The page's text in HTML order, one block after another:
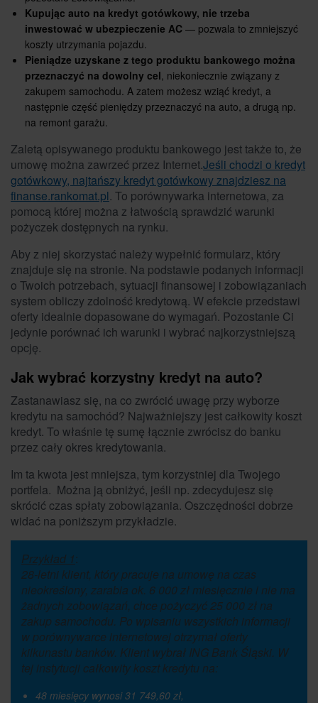
Kupując auto na kredyt gotówkowy, nie trzeba
inwestować w ubezpieczenie AC — pozwala to zmniejszyć
koszty utrzymania pojazdu.
Pieniądze uzyskane z tego produktu bankowego można
przeznaczyć na dowolny cel, niekoniecznie związany z
zakupem samochodu. A zatem możesz wziąć kredyt, a
następnie część pieniędzy przeznaczyć na auto, a drugą np.
na remont garażu.
Zaletą opisywanego produktu bankowego jest także to, że
umowę można zawrzeć przez Internet.Jeśli chodzi o kredyt
gotówkowy, najtańszy kredyt gotówkowy znajdziesz na
finanse.rankomat.pl. To porównywarka internetowa, za
pomocą której można z łatwością sprawdzić warunki
pożyczek dostępnych na rynku.
Aby z niej skorzystać należy wypełnić formularz, który
znajduje się na stronie. Na podstawie podanych informacji
o Twoich potrzebach, sytuacji finansowej i zobowiązaniach
system obliczy zdolność kredytową. W efekcie przedstawi
oferty idealnie dopasowane do wymagań. Pozostanie Ci
jedynie porównać ich warunki i wybrać najkorzystniejszą
opcję.
Jak wybrać korzystny kredyt na auto?
Zastanawiasz się, na co zwrócić uwagę przy wyborze
kredytu na samochód? Najważniejszy jest całkowity koszt
kredyt. To właśnie tę sumę łącznie zwrócisz do banku
przez cały okres kredytowania.
Im ta kwota jest mniejsza, tym korzystniej dla Twojego
portfela. Można ją obniżyć, jeśli np. zdecydujesz się
skrócić czas spłaty zobowiązania. Oszczędności dobrze
widać na poniższym przykładzie.
Przykład 1:
28-letni klient, który pracuje na umowę na czas
nieokreślony, zarabia ok. 6 000 zł miesięcznie i nie ma
żadnych zobowiązań, chce pożyczyć 25 000 zł na
zakup samochodu. Po wpisaniu wszystkich informacji
w porównywarce internetowej otrzymał oferty
kilkunastu banków. Klient wybrał ING Bank Śląski. W
tej instytucji całkowity koszt kredytu na:
48 miesięcy wynosi 31 749,60 zł,